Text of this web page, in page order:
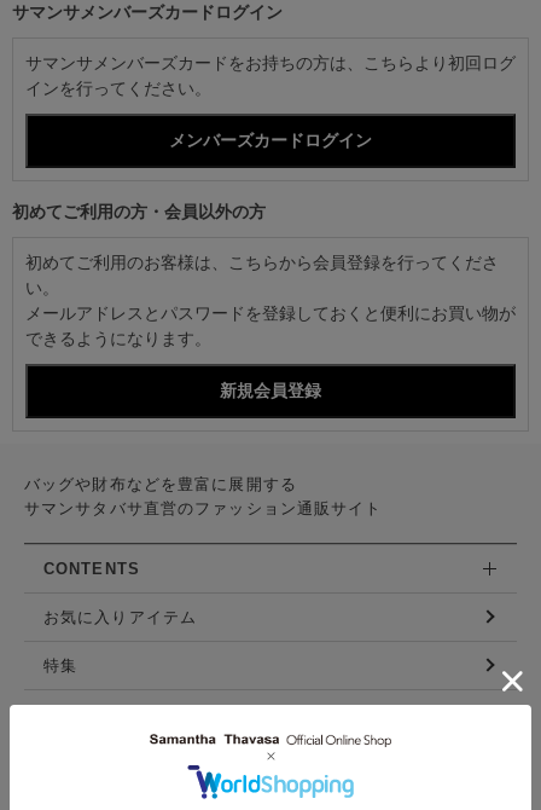
サマンサメンバーズカードログイン
サマンサメンバーズカードをお持ちの方は、こちらより初回ログ
インを行ってください。
初めてご利用の方・会員以外の方
初めてご利用のお客様は、こちらから会員登録を行ってくださ
い。
メールアドレスとパスワードを登録しておくと便利にお買い物が
できるようになります。
バッグや財布などを豊富に展開する
サマンサタバサ直営のファッション通販サイト
CONTENTS
お気に入りアイテム
特集